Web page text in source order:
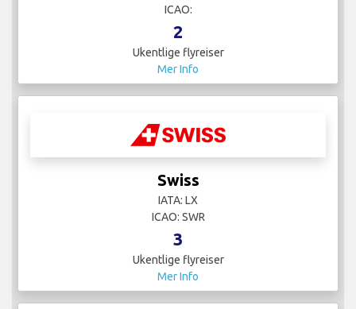
ICAO:
2
Ukentlige flyreiser
Mer Info
Swiss
IATA: LX
ICAO: SWR
3
Ukentlige flyreiser
Mer Info